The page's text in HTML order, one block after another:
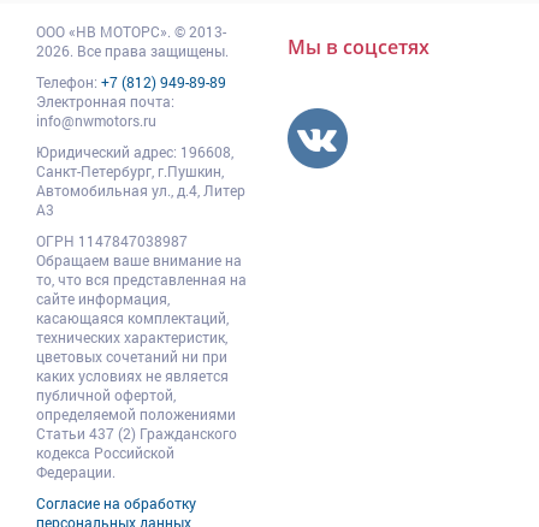
ООО«НВ МОТОРС». © 2013-
2026. Все права защищены.
Телефон: +7 (812) 949-89-89
Электронная почта:
info@nwmotors.ru
Юридический адрес: 196608,
Санкт-Петербург, г.Пушкин,
Автомобильная ул., д.4, Литер
А3
ОГРН 1147847038987
Обращаем ваше внимание на
то, что вся представленная на
сайте информация,
касающаяся комплектаций,
технических характеристик,
цветовых сочетаний ни при
каких условиях не является
публичной офертой,
определяемой положениями
Статьи 437 (2) Гражданского
кодекса Российской
Федерации.
Согласие на обработку
персональных данных
Мы в соцсетях